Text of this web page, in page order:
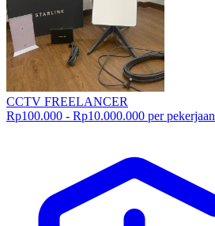
CCTV FREELANCER
Rp100.000 - Rp10.000.000 per pekerjaan